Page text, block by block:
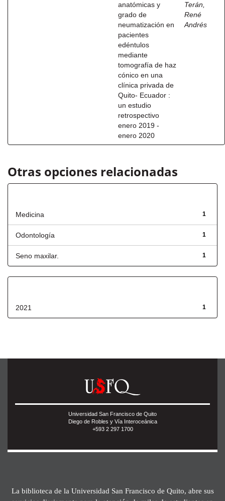
anatómicas y
grado de
neumatización en
pacientes
edéntulos
mediante
tomografía de haz
cónico en una
clínica privada de
Quito- Ecuador :
un estudio
retrospectivo
enero 2019 -
enero 2020
Terán,
René
Andrés
Otras opciones relacionadas
1
Medicina
1
Odontología
1
Seno maxilar.
1
2021
Universidad San Francisco de Quito
Diego de Robles y Vía Interoceánica
+593 2 297 1700
La biblioteca de la Universidad San Francisco de Quito, abre sus